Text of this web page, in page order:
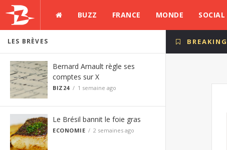
BUZZ FRANCE MONDE SOCIAL
LES BRÈVES
Bernard Arnault règle ses
comptes sur X
BIZ24 1 semaine ago
Le Brésil bannit le foie gras
ECONOMIE 2 semaines ago
BREAKING